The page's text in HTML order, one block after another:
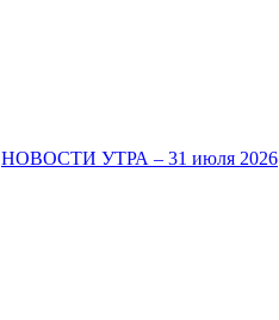
НОВОСТИ УТРА – 31 июля 2026